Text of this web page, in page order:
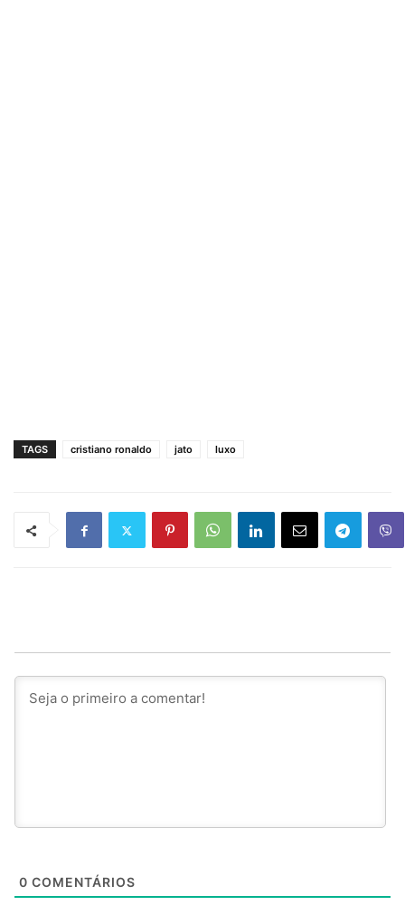
TAGS cristiano ronaldo jato luxo
0 COMENTÁRIOS